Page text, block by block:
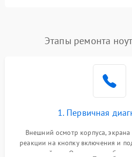
невозможность зарядки,
2500 ₽
2000 ₽
Перегрев из‑за пыли,
неисправности кулера
Выход из строя SSD или
Этапы ремонта
1. Первичная
Внешний осмотр корпуса,
реакции на кнопку включения и
устройства. Оценка